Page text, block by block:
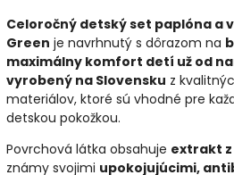
Celoročný detský set paplóna a
Green je navrhnutý s dôrazom na
maximálny komfort detí už od
vyrobený na Slovensku z
materiálov, ktoré sú vhodné pre
detskou pokožkou.
Povrchová látka obsahuje extrakt
známy svojimi upokojujúcimi,